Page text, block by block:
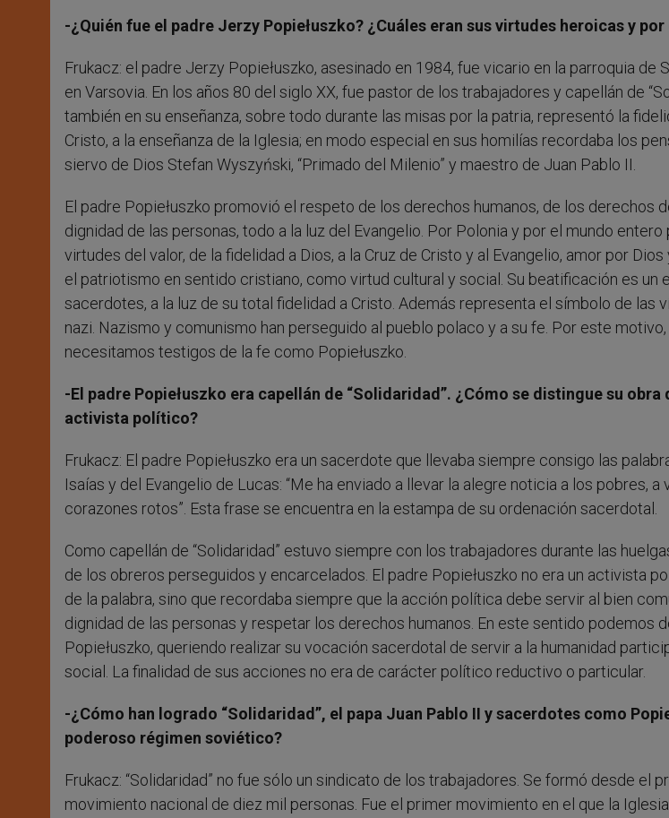
-¿Quién fue el padre Jerzy Popiełuszko? ¿Cuáles eran sus virtudes heroicas y
Frukacz: el padre Jerzy Popiełuszko, asesinado en 1984, fue vicario en la parroquia de
en Varsovia. En los años 80 del siglo XX, fue pastor de los trabajadores y capellán de
también en su enseñanza, sobre todo durante las misas por la patria, representó la
Cristo, a la enseñanza de la Iglesia; en modo especial en sus homilías recordaba los
siervo de Dios Stefan Wyszyński, “Primado del Milenio” y maestro de Juan Pablo II.
El padre Popiełuszko promovió el respeto de los derechos humanos, de los derechos
dignidad de las personas, todo a la luz del Evangelio. Por Polonia y por el mundo
virtudes del valor, de la fidelidad a Dios, a la Cruz de Cristo y al Evangelio, amor por
el patriotismo en sentido cristiano, como virtud cultural y social. Su beatificación es un
sacerdotes, a la luz de su total fidelidad a Cristo. Además representa el símbolo de las
nazi. Nazismo y comunismo han perseguido al pueblo polaco y a su fe. Por este
necesitamos testigos de la fe como Popiełuszko.
-El padre Popiełuszko era capellán de “Solidaridad”. ¿Cómo se distingue su
activista político?
Frukacz: El padre Popiełuszko era un sacerdote que llevaba siempre consigo las
Isaías y del Evangelio de Lucas: “Me ha enviado a llevar la alegre noticia a los pobres, a
corazones rotos”. Esta frase se encuentra en la estampa de su ordenación sacerdotal.
Como capellán de “Solidaridad” estuvo siempre con los trabajadores durante las
de los obreros perseguidos y encarcelados. El padre Popiełuszko no era un activista
de la palabra, sino que recordaba siempre que la acción política debe servir al bien
dignidad de las personas y respetar los derechos humanos. En este sentido podemos
Popiełuszko, queriendo realizar su vocación sacerdotal de servir a la humanidad
social. La finalidad de sus acciones no era de carácter político reductivo o particular.
-¿Cómo han logrado “Solidaridad”, el papa Juan Pablo II y sacerdotes como
poderoso régimen soviético?
Frukacz: “Solidaridad” no fue sólo un sindicato de los trabajadores. Se formó desde el
movimiento nacional de diez mil personas. Fue el primer movimiento en el que la